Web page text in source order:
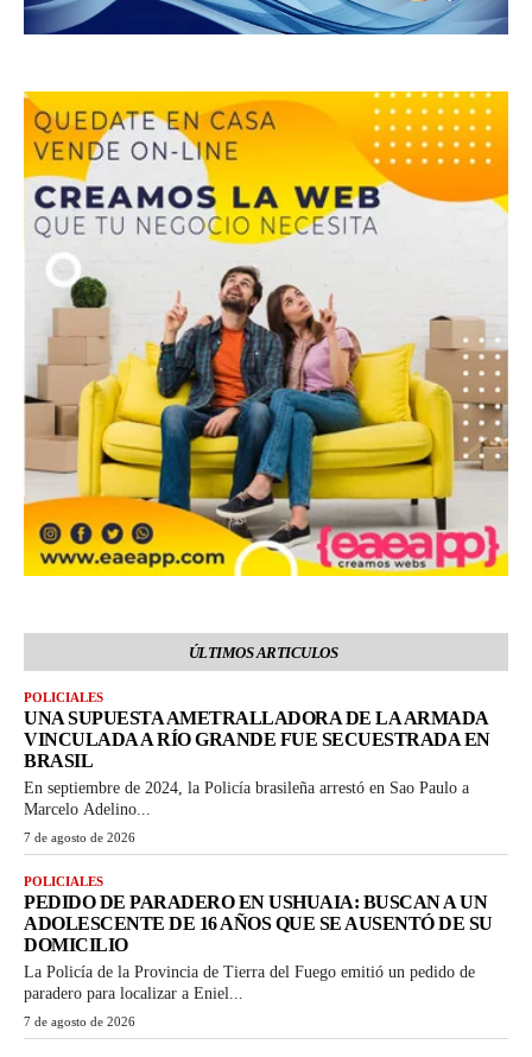
ÚLTIMOS ARTICULOS
POLICIALES
UNA SUPUESTA AMETRALLADORA DE LA ARMADA
VINCULADA A RÍO GRANDE FUE SECUESTRADA EN
BRASIL
En septiembre de 2024, la Policía brasileña arrestó en Sao Paulo a
Marcelo Adelino...
7 de agosto de 2026
POLICIALES
PEDIDO DE PARADERO EN USHUAIA: BUSCAN A UN
ADOLESCENTE DE 16 AÑOS QUE SE AUSENTÓ DE SU
DOMICILIO
La Policía de la Provincia de Tierra del Fuego emitió un pedido de
paradero para localizar a Eniel...
7 de agosto de 2026